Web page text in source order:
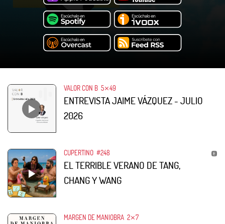
VALOR CON B 5⨯49
ENTREVISTA JAIME VÁZQUEZ - JULIO
2026
CUPERTINO #248
EL TERRIBLE VERANO DE TANG,
CHANG Y WANG
MARGEN DE MANIOBRA 2⨯7